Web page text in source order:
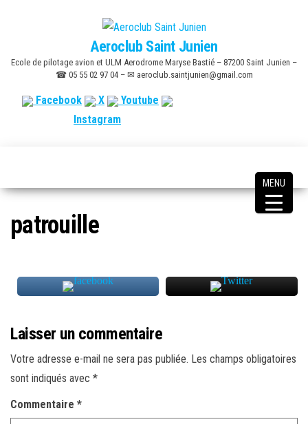
content
Aeroclub Saint Junien
Ecole de pilotage avion et ULM Aerodrome Maryse Bastié – 87200 Saint Junien –
☎ 05 55 02 97 04 – ✉ aeroclub.saintjunien@gmail.com
Facebook X
Youtube
Instagram
patrouille
Laisser un commentaire
Votre adresse e-mail ne sera pas publiée. Les champs obligatoires
sont indiqués avec *
Commentaire *
MENU